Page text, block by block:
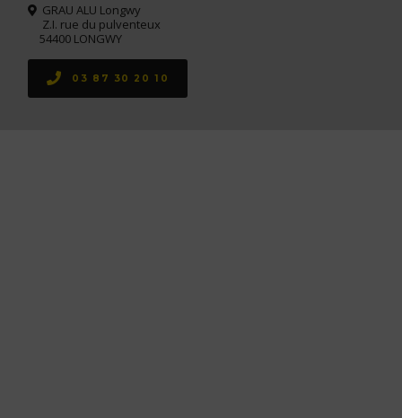
GRAU ALU Longwy
Z.I. rue du pulventeux
54400 LONGWY
03 87 30 20 10